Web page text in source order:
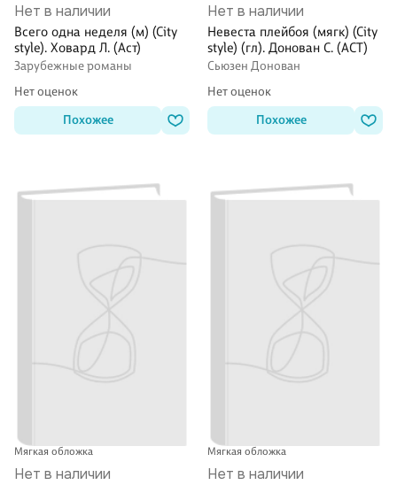
Нет в наличии
Всего одна неделя (м) (City
style). Ховард Л. (Аст)
Зарубежные романы
Нет оценок
Похожее
Нет в наличии
Невеста плейбоя (мягк) (City
style) (гл). Донован С. (АСТ)
Сьюзен Донован
Нет оценок
Похожее
Мягкая обложка
Нет в наличии
Мягкая обложка
Нет в наличии